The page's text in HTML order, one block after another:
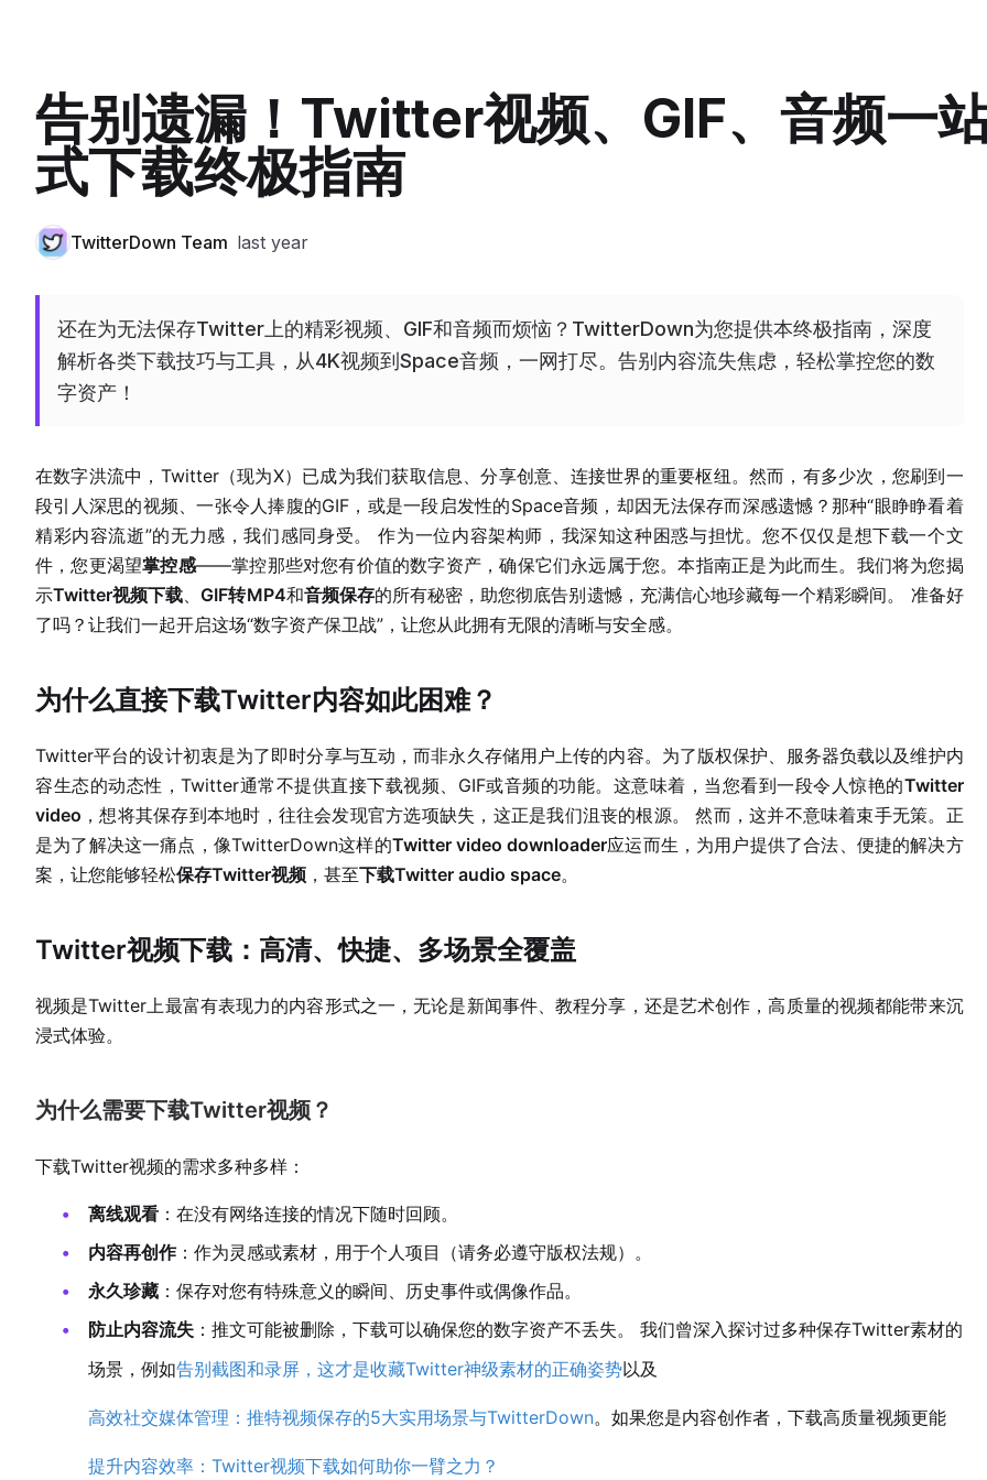
告别遗漏！Twitter视频、GIF、音频一
式下载终极指南
TwitterDown Team last year
还在为无法保存Twitter上的精彩视频、GIF和音频而烦恼？TwitterDown为您提供本终极指南，深度
解析各类下载技巧与工具，从4K视频到Space音频，一网打尽。告别内容流失焦虑，轻松掌控您的数
字资产！
在数字洪流中，Twitter（现为X）已成为我们获取信息、分享创意、连接世界的重要枢纽。然而，有多少次，您刷到一
段引人深思的视频、一张令人捧腹的GIF，或是一段启发性的Space音频，却因无法保存而深感遗憾？那种“眼睁睁看着
精彩内容流逝”的无力感，我们感同身受。 作为一位内容架构师，我深知这种困惑与担忧。您不仅仅是想下载一个文
件，您更渴望掌控感——掌控那些对您有价值的数字资产，确保它们永远属于您。本指南正是为此而生。我们将为您揭
示Twitter视频下载、GIF转MP4和音频保存的所有秘密，助您彻底告别遗憾，充满信心地珍藏每一个精彩瞬间。 准备好
了吗？让我们一起开启这场“数字资产保卫战”，让您从此拥有无限的清晰与安全感。
为什么直接下载Twitter内容如此困难？
Twitter平台的设计初衷是为了即时分享与互动，而非永久存储用户上传的内容。为了版权保护、服务器负载以及维护内
容生态的动态性，Twitter通常不提供直接下载视频、GIF或音频的功能。这意味着，当您看到一段令人惊艳的Twitter
video ，想将其保存到本地时，往往会发现官方选项缺失，这正是我们沮丧的根源。 然而，这并不意味着束手无策。正
是为了解决这一痛点，像TwitterDown这样的Twitter video downloader应运而生，为用户提供了合法、便捷的解决方
案，让您能够轻松保存Twitter视频 ，甚至下载Twitter audio space。
Twitter视频下载：高清、快捷、多场景全覆盖
视频是Twitter上最富有表现力的内容形式之一，无论是新闻事件、教程分享，还是艺术创作，高质量的视频都能带来沉
浸式体验。
为什么需要下载Twitter视频？
下载Twitter视频的需求多种多样：
离线观看 ：在没有网络连接的情况下随时回顾。
内容再创作：作为灵感或素材，用于个人项目（请务必遵守版权法规）。
永久珍藏 ：保存对您有特殊意义的瞬间、历史事件或偶像作品。
防止内容流失 ：推文可能被删除，下载可以确保您的数字资产不丢失。 我们曾深入探讨过多种保存Twitter素材的
场景，例如告别截图和录屏，这才是收藏Twitter神级素材的正确姿势以及
高效社交媒体管理：推特视频保存的5大实用场景与TwitterDown。如果您是内容创作者，下载高质量视频更能
提升内容效率：Twitter视频下载如何助你一臂之力？